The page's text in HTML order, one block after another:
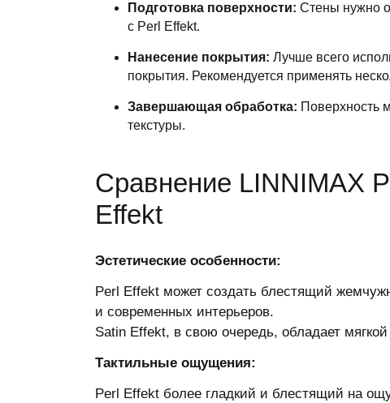
Подготовка поверхности: Стены нужно
с Perl Effekt.
Нанесение покрытия: Лучше всего
покрытия. Рекомендуется применять
Завершающая обработка: Поверхность
текстуры.
Сравнение LINNIMAX
Effekt
Эстетические особенности:
Perl Effekt может создать блестящий
и современных интерьеров.
Satin Effekt, в свою очередь, обладает
Тактильные ощущения:
Perl Effekt более гладкий и блестящий на